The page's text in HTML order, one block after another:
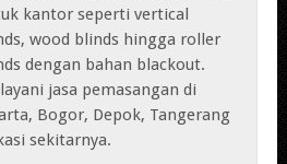
kantor seperti vertical
wood blinds hingga roller
dengan bahan blackout.
jasa pemasangan di
Bogor, Depok, Tangerang
sekitarnya.